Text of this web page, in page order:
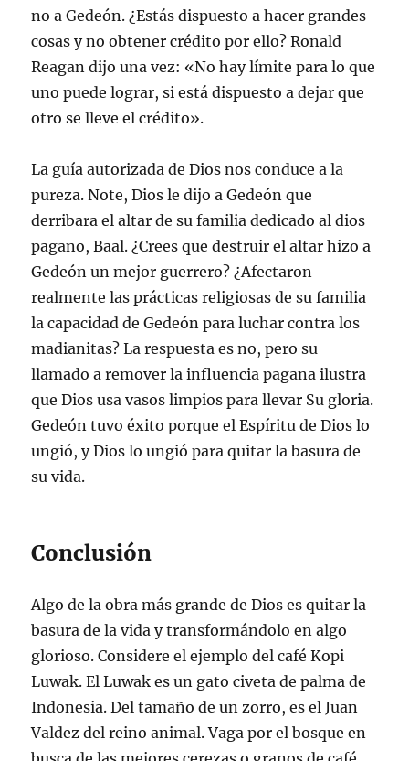
no a Gedeón. ¿Estás dispuesto a hacer grandes
cosas y no obtener crédito por ello? Ronald
Reagan dijo una vez: «No hay límite para lo que
uno puede lograr, si está dispuesto a dejar que
otro se lleve el crédito».
La guía autorizada de Dios nos conduce a la
pureza. Note, Dios le dijo a Gedeón que
derribara el altar de su familia dedicado al dios
pagano, Baal. ¿Crees que destruir el altar hizo a
Gedeón un mejor guerrero? ¿Afectaron
realmente las prácticas religiosas de su familia
la capacidad de Gedeón para luchar contra los
madianitas? La respuesta es no, pero su
llamado a remover la influencia pagana ilustra
que Dios usa vasos limpios para llevar Su gloria.
Gedeón tuvo éxito porque el Espíritu de Dios lo
ungió, y Dios lo ungió para quitar la basura de
su vida.
Conclusión
Algo de la obra más grande de Dios es quitar la
basura de la vida y transformándolo en algo
glorioso. Considere el ejemplo del café Kopi
Luwak. El Luwak es un gato civeta de palma de
Indonesia. Del tamaño de un zorro, es el Juan
Valdez del reino animal. Vaga por el bosque en